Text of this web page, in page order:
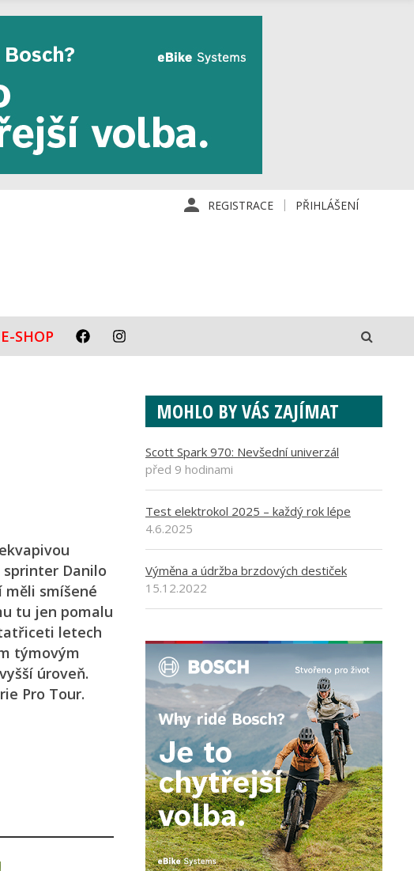
REGISTRACE PŘIHLÁŠENÍ
E-SHOP
sprinter Danilo
měli smíšené
tu jen pomalu
letech
týmovým
úroveň.
Pro Tour.
MOHLO BY VÁS ZAJÍMAT
Scott Spark 970: Nevšední univerzál
před 9 hodinami
Test elektrokol 2025 – každý rok lépe
4.6.2025
Výměna a údržba brzdových destiček
15.12.2022